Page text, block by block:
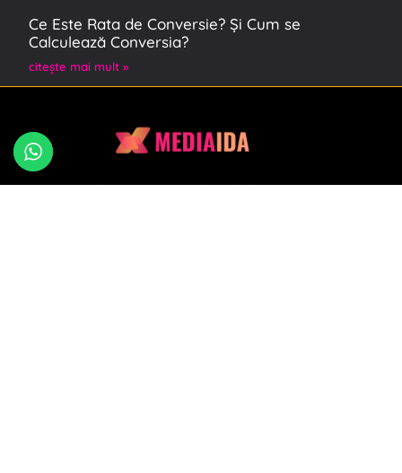
Ce Este Rata de Conversie? Și Cum se
Calculează Conversia?
citeşte mai mult »
Inbar Copitman – marketing digital pentru